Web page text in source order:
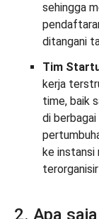
sehingga
ditangani
Tim
kerja
time, baik
di
ke instansi